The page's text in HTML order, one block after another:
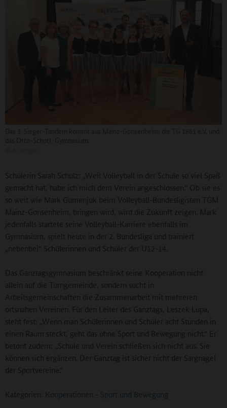
Schülerin Sarah Schulz: „Weil Volleyball in der Schule so viel Spaß
gemacht hat, habe ich mich dem Verein angeschlossen.“ Ob sie es
so weit wie Mark Gumenjuk beim Volleyball-Bundesligisten TGM
Mainz-Gonsenheim, bringen wird, wird die Zukunft zeigen. Mark
jedenfalls startete seine Volleyball-Karriere ebenfalls im
Gymnasium, spielt heute in der 2. Bundesliga und trainiert
„nebenbei“ Schülerinnen und Schüler der U12-14.
Das Ganztagsgymnasium beschränkt seine Kooperation nicht
allein auf die Turngemeinde, sondern sucht in
Arbeitsgemeinschaften die Zusammenarbeit mit mehreren
ortsnahen Vereinen. Für den Leiter des Ganztags, Leszek Lupa,
steht fest: „Wenn man Schülerinnen und Schüler acht Stunden in
einen Raum steckt, geht das ohne Sport und Bewegung nicht.“ Er
betont zudem: „Schule und Verein schließen sich nicht aus. Sie
können sich ergänzen. Der Ganztag ist sicher nicht der Sargnagel
der Sportvereine.“
Kategorien: Kooperationen - Sport und Bewegung